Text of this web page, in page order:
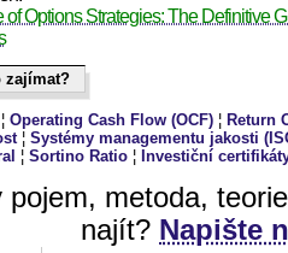
of Options Strategies: The Definitive
zajímat?
zajímat?
¦Operating Cash Flow (OCF) ¦Return
¦Systémy managementu jakosti
¦ Sortino Ratio¦ Investiční
pojem, metoda,
najít? Napište